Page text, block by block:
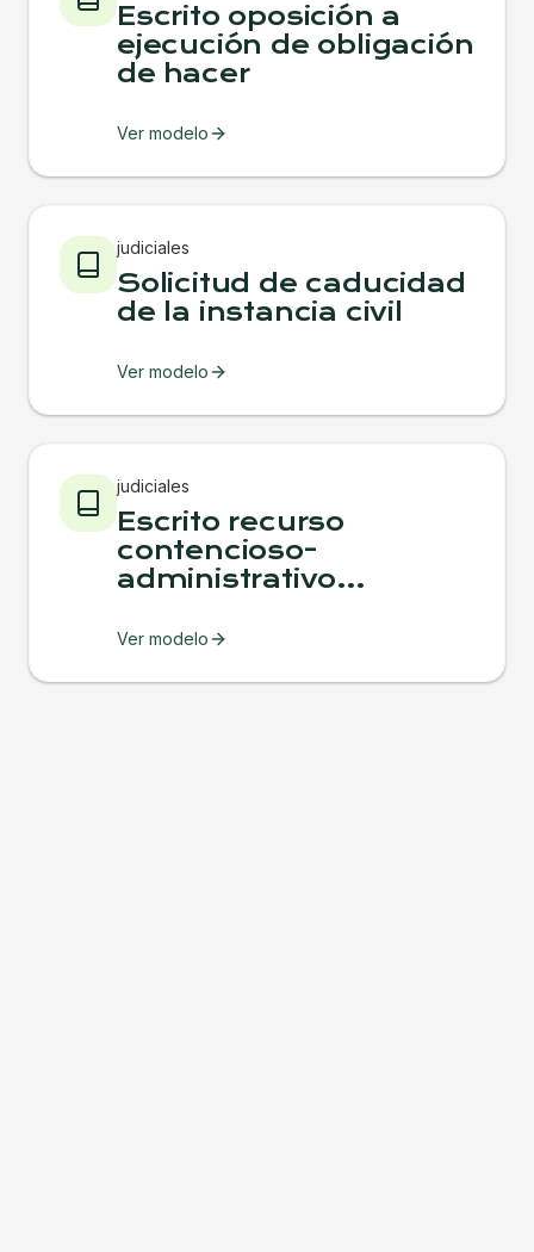
Escrito oposición a
ejecución de obligación
de hacer
Ver modelo
judiciales
Solicitud de caducidad
de la instancia civil
Ver modelo
judiciales
Escrito recurso
contencioso-
administrativo
Ver modelo